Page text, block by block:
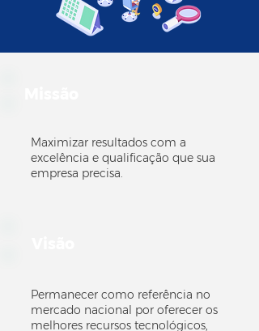
Maximizar resultados com a
excelência e qualificação que sua
empresa precisa.
Permanecer como referência no
mercado nacional por oferecer os
melhores recursos tecnológicos,